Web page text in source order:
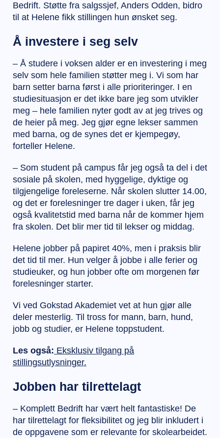
Bedrift. Støtte fra salgssjef, Anders Odden, bidro
til at Helene fikk stillingen hun ønsket seg.
Å investere i seg selv
– Å studere i voksen alder er en investering i meg
selv som hele familien støtter meg i. Vi som har
barn setter barna først i alle prioriteringer. I en
studiesituasjon er det ikke bare jeg som utvikler
meg – hele familien nyter godt av at jeg trives og
de heier på meg. Jeg gjør egne lekser sammen
med barna, og de synes det er kjempegøy,
forteller Helene.
– Som student på campus får jeg også ta del i det
sosiale på skolen, med hyggelige, dyktige og
tilgjengelige foreleserne. Når skolen slutter 14.00,
og det er forelesninger tre dager i uken, får jeg
også kvalitetstid med barna når de kommer hjem
fra skolen. Det blir mer tid til lekser og middag.
Helene jobber på papiret 40%, men i praksis blir
det tid til mer. Hun velger å jobbe i alle ferier og
studieuker, og hun jobber ofte om morgenen før
forelesninger starter.
Vi ved Gokstad Akademiet vet at hun gjør alle
deler mesterlig. Til tross for mann, barn, hund,
jobb og studier, er Helene toppstudent.
Les også: Eksklusiv tilgang på
stillingsutlysninger.
Jobben har tilrettelagt
– Komplett Bedrift har vært helt fantastiske! De
har tilrettelagt for fleksibilitet og jeg blir inkludert i
de oppgavene som er relevante for skolearbeidet.